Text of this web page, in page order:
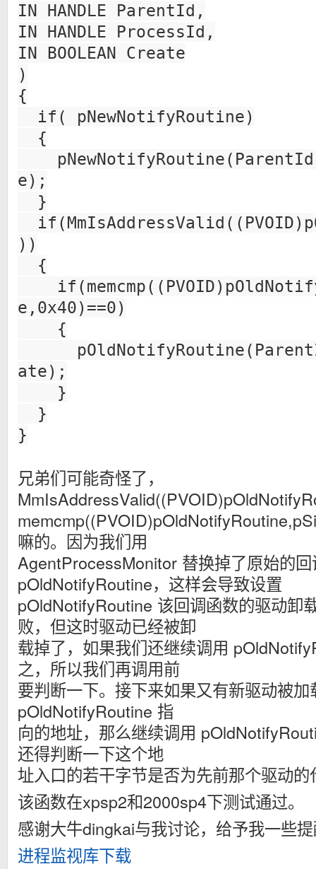
IN HANDLE ParentId,
IN HANDLE ProcessId,
IN BOOLEAN Create
)
{
if( pNewNotifyRoutine)
{
e);
}
))
{
e,0x40)==0)
{
ate);
}
}
}
兄弟们可能奇怪了，
嘛的。因为我们用
AgentProcessMonitor 替换掉了原始的
pOldNotifyRoutine，这样会导致设置
pOldNotifyRoutine 该回调函数的驱动卸
败，但这时驱动已经被卸
载掉了，如果我们还继续调用
之，所以我们再调用前
要判断一下。接下来如果又有新驱动被
pOldNotifyRoutine 指
向的地址，那么继续调用
还得判断一下这个地
址入口的若干字节是否为先前那个驱动
该函数在xpsp2和2000sp4下测试通过。
感谢大牛dingkai与我讨论，给予我一些
进程监视库下载